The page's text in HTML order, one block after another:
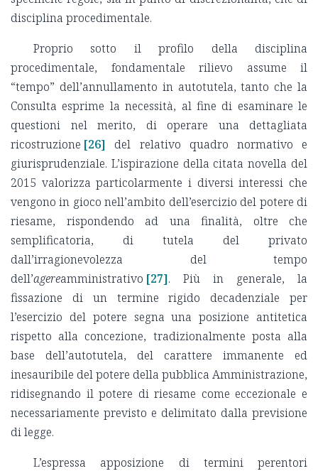
disciplina procedimentale.
Proprio sotto il profilo della disciplina
procedimentale, fondamentale rilievo assume il
“tempo” dell’annullamento in autotutela, tanto che la
Consulta esprime la necessità, al fine di esaminare le
questioni nel merito, di operare una dettagliata
ricostruzione [26] del relativo quadro normativo e
giurisprudenziale. L’ispirazione della citata novella del
2015 valorizza particolarmente i diversi interessi che
vengono in gioco nell’ambito dell’esercizio del potere di
riesame, rispondendo ad una finalità, oltre che
semplificatoria, di tutela del privato
dall’irragionevolezza del tempo
dell’agereamministrativo [27]. Più in generale, la
fissazione di un termine rigido decadenziale per
l’esercizio del potere segna una posizione antitetica
rispetto alla concezione, tradizionalmente posta alla
base dell’autotutela, del carattere immanente ed
inesauribile del potere della pubblica Amministrazione,
ridisegnando il potere di riesame come eccezionale e
necessariamente previsto e delimitato dalla previsione
di legge.
L’espressa apposizione di termini perentori